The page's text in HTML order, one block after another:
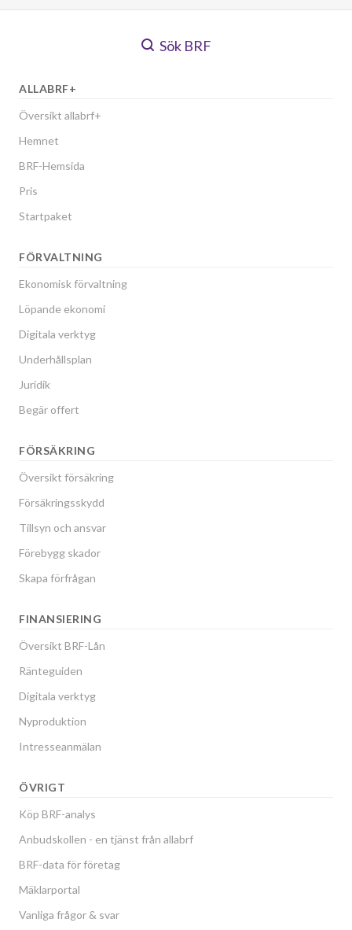
Sök BRF
ALLABRF+
Översikt allabrf+
Hemnet
BRF-Hemsida
Pris
Startpaket
FÖRVALTNING
Ekonomisk förvaltning
Löpande ekonomi
Digitala verktyg
Underhållsplan
Juridik
Begär offert
FÖRSÄKRING
Översikt försäkring
Försäkringsskydd
Tillsyn och ansvar
Förebygg skador
Skapa förfrågan
FINANSIERING
Översikt BRF-Lån
Ränteguiden
Digitala verktyg
Nyproduktion
Intresseanmälan
ÖVRIGT
Köp BRF-analys
Anbudskollen - en tjänst från allabrf
BRF-data för företag
Mäklarportal
Vanliga frågor & svar